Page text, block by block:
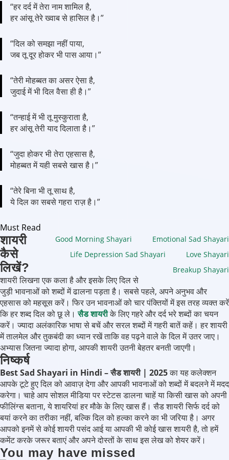
“हर दर्द में तेरा नाम शामिल है,
हर आंसू तेरे ख्वाब से हासिल है।”
“दिल को समझा नहीं पाया,
जब तू दूर होकर भी पास आया।”
“तेरी मोहब्बत का असर ऐसा है,
जुदाई में भी दिल वैसा ही है।”
“तन्हाई में भी तू मुस्कुराता है,
हर आंसू तेरी याद दिलाता है।”
“जुदा होकर भी तेरा एहसास है,
मोहब्बत में यही सबसे खास है।”
“तेरे बिना भी तू साथ है,
ये दिल का सबसे गहरा राज़ है।”
Must Read
Emotional Sad Shayari
Good Morning Shayari
Love Shayari
Life Depression Sad Shayari
Breakup Shayari
शायरी
कैसे
लिखें?
शायरी लिखना एक कला है और इसके लिए दिल से
जुड़ी भावनाओं को शब्दों में ढालना पड़ता है। सबसे पहले, अपने अनुभव और
एहसास को महसूस करें। फिर उन भावनाओं को चार पंक्तियों में इस तरह व्यक्त करें
कि हर शब्द दिल को छू ले।सैड शायरीके लिए गहरे और दर्द भरे शब्दों का चयन
करें। ज्यादा अलंकारिक भाषा से बचें और सरल शब्दों में गहरी बातें कहें। हर शायरी
में तालमेल और तुकबंदी का ध्यान रखें ताकि वह पढ़ने वाले के दिल में उतर जाए।
अभ्यास जितना ज्यादा होगा, आपकी शायरी उतनी बेहतर बनती जाएगी।
निष्कर्ष
Best Sad Shayari in Hindi – सैड शायरी | 2025का यह कलेक्शन
आपके टूटे हुए दिल को आवाज़ देगा और आपकी भावनाओं को शब्दों में बदलने में मदद
करेगा। चाहे आप सोशल मीडिया पर स्टेटस डालना चाहें या किसी खास को अपनी
फीलिंग्स बताना, ये शायरियां हर मौके के लिए खास हैं। सैड शायरी सिर्फ दर्द को
बयां करने का तरीका नहीं, बल्कि दिल को हल्का करने का भी जरिया है। अगर
आपको इनमें से कोई शायरी पसंद आई या आपकी भी कोई खास शायरी है, तो हमें
कमेंट करके जरूर बताएं और अपने दोस्तों के साथ इस लेख को शेयर करें।
You may have missed